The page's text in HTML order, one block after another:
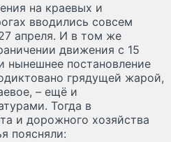
на краевых и
вводились совсем
апреля. И в том же
движения с 15
нынешнее постановление
грядущей жарой,
– ещё и
Тогда в
и дорожного хозяйства
поясняли: